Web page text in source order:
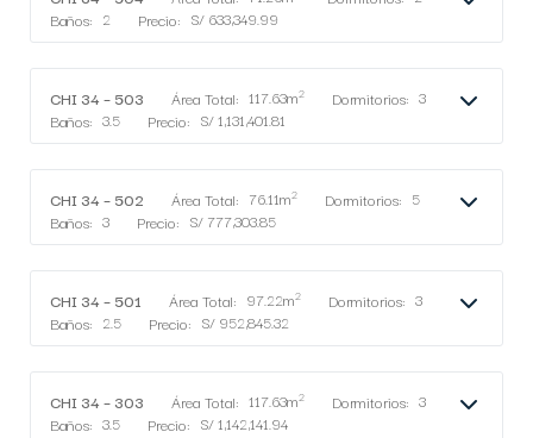
Baños: 2 Precio: S/ 633,349.99
CHI 34 – 503 Área Total: 117.63m2 Dormitorios: 3
Baños: 3.5 Precio: S/ 1,131,401.81
CHI 34 – 502 Área Total: 76.11m2 Dormitorios: 5
Baños: 3 Precio: S/ 777,303.85
CHI 34 – 501 Área Total: 97.22m2 Dormitorios: 3
Baños: 2.5 Precio: S/ 952,845.32
CHI 34 – 303 Área Total: 117.63m2 Dormitorios: 3
Baños: 3.5 Precio: S/ 1,142,141.94